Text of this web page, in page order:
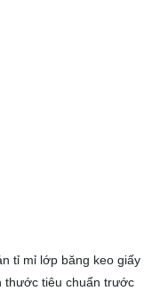
tỉ mỉ lớp băng keo giấy
thước tiêu chuẩn trước